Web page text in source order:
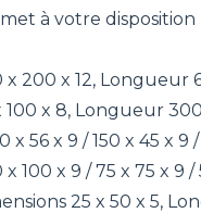
à votre
x 200 x 12, Longueur
100 x 8, Longueur
x 56 x 9 / 150 x 45 x
x 100 x 9 / 75 x 75 x
25 x 50 x 5,